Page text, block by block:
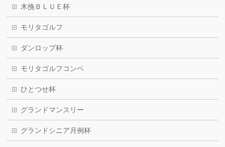
木挽ＢＬＵＥ杯
モリタゴルフ
ダンロップ杯
モリタゴルフコンペ
ひとつせ杯
グランドマンスリー
グランドシニア月例杯